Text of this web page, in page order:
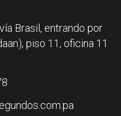
Brasil, entrando por
piso 11, oficina 11